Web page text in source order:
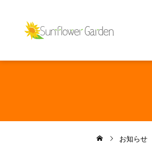
お知らせ